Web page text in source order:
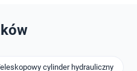
cylinder hydrauliczny